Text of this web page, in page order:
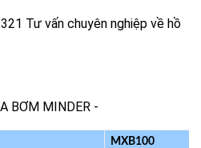
Tư vấn chuyên nghiệp về hồ
BƠM MINDER -
MXB100